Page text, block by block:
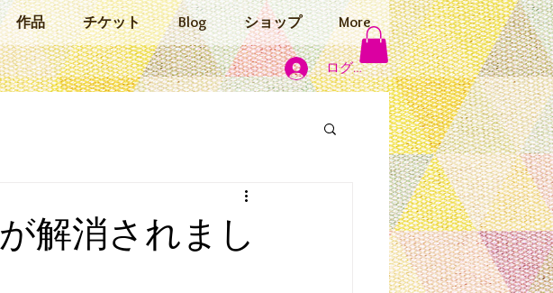
作品 チケット Blog ショップ More
ログイン
解消されまし